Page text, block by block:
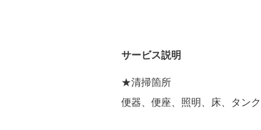
サービス説明
★清掃箇所
便器、便座、照明、床、タン